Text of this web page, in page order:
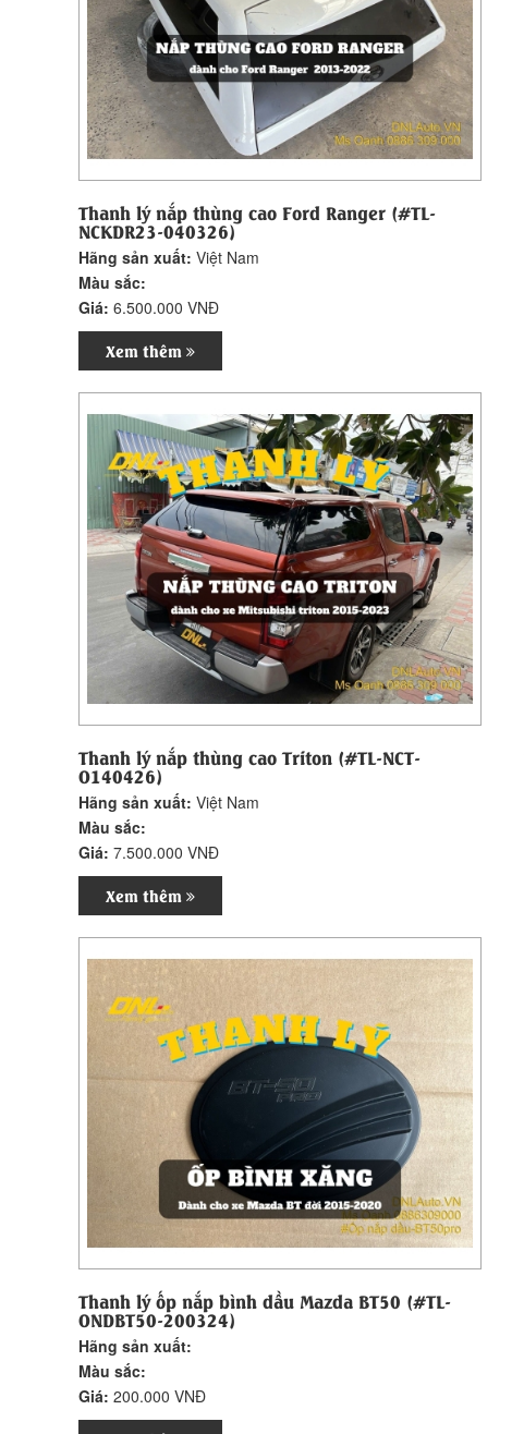
Thanh lý nắp thùng cao Ford Ranger (#TL-
NCKDR23-040326)
Hãng sản xuất: Việt Nam
Màu sắc:
Giá: 6.500.000 VNĐ
Xem thêm
Thanh lý nắp thùng cao Triton (#TL-NCT-
O140426)
Hãng sản xuất: Việt Nam
Màu sắc:
Giá: 7.500.000 VNĐ
Xem thêm
Thanh lý ốp nắp bình dầu Mazda BT50 (#TL-
ONDBT50-200324)
Hãng sản xuất:
Màu sắc:
Giá: 200.000 VNĐ